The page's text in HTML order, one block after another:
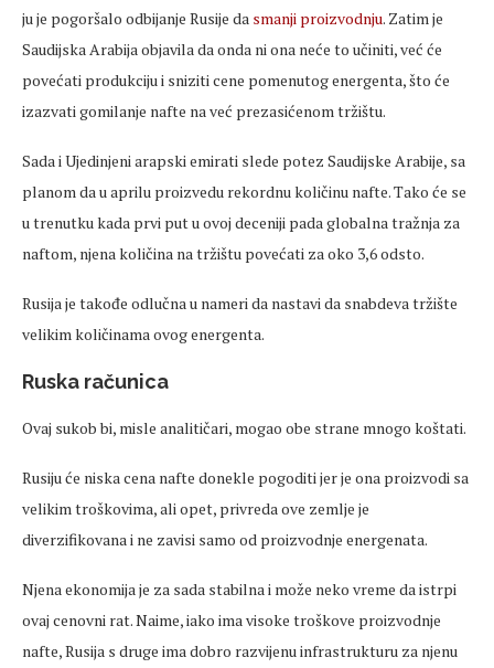
ju je pogoršalo odbijanje Rusije da smanji proizvodnju. Zatim je
Saudijska Arabija objavila da onda ni ona neće to učiniti, već će
povećati produkciju i sniziti cene pomenutog energenta, što će
izazvati gomilanje nafte na već prezasićenom tržištu.
Sada i Ujedinjeni arapski emirati slede potez Saudijske Arabije, sa
planom da u aprilu proizvedu rekordnu količinu nafte. Tako će se
u trenutku kada prvi put u ovoj deceniji pada globalna tražnja za
naftom, njena količina na tržištu povećati za oko 3,6 odsto.
Rusija je takođe odlučna u nameri da nastavi da snabdeva tržište
velikim količinama ovog energenta.
Ruska računica
Ovaj sukob bi, misle analitičari, mogao obe strane mnogo koštati.
Rusiju će niska cena nafte donekle pogoditi jer je ona proizvodi sa
velikim troškovima, ali opet, privreda ove zemlje je
diverzifikovana i ne zavisi samo od proizvodnje energenata.
Njena ekonomija je za sada stabilna i može neko vreme da istrpi
ovaj cenovni rat. Naime, iako ima visoke troškove proizvodnje
nafte, Rusija s druge ima dobro razvijenu infrastrukturu za njenu